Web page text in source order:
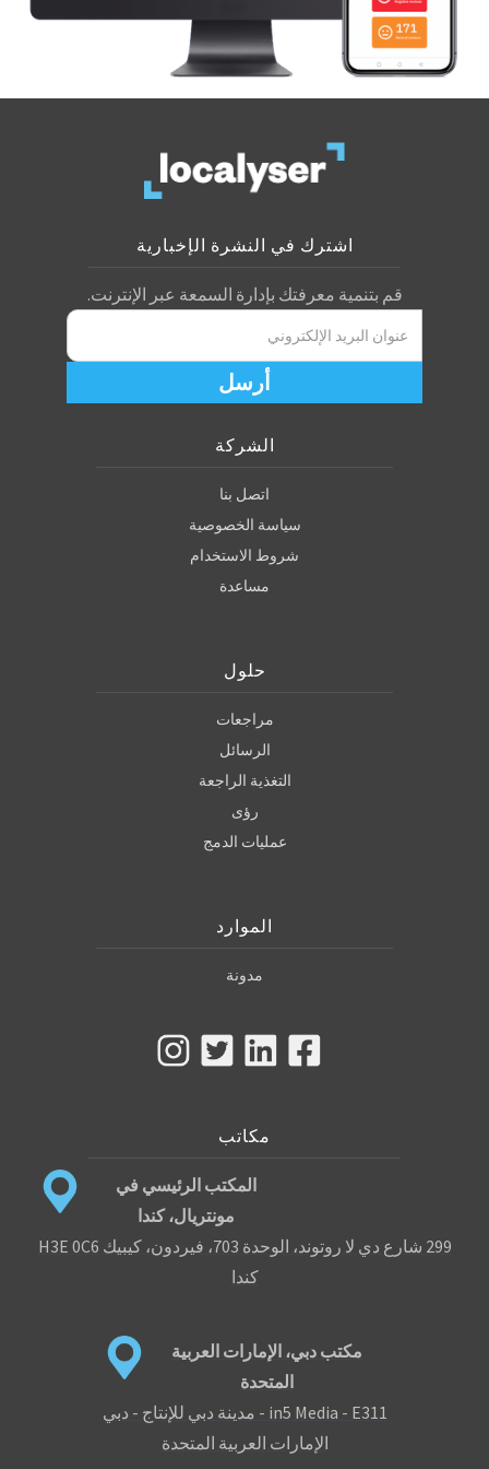
اشترك في النشرة الإخبارية
قم بتنمية معرفتك بإدارة السمعة عبر الإنترنت.
الشركة
اتصل بنا
سياسة الخصوصية
شروط الاستخدام
مساعدة
حلول
مراجعات
الرسائل
التغذية الراجعة
رؤى
عمليات الدمج
الموارد
مدونة
مكاتب
المكتب الرئيسي في
مونتريال، كندا
299 شارع دي لا روتوند، الوحدة 703، فيردون، كيبيك H3E 0C6
كندا
مكتب دبي، الإمارات العربية
المتحدة
in5 Media - E311 - مدينة دبي للإنتاج - دبي
الإمارات العربية المتحدة